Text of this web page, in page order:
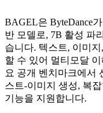
BAGEL은 ByteDance
반 모델로, 7B 활성 파
습니다. 텍스트, 이미
할 수 있어 멀티모달
요 공개 벤치마크에서
스트-이미지 생성, 복
기능을 지원합니다.